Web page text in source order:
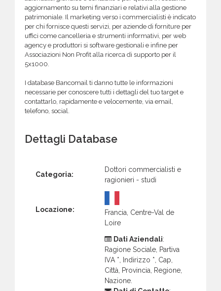
aggiornamento su temi finanziari e relativi alla gestione
patrimoniale. Il marketing verso i commercialisti è indicato
per chi fornisce questi servizi, per aziende di forniture per
uffici come cancelleria e strumenti informativi, per web
agency e produttori si software gestionali e infine per
Associazioni Non Profit alla ricerca di supporto per il
5x1000.
I database Bancomail ti danno tutte le informazioni
necessarie per conoscere tutti i dettagli del tuo target e
contattarlo, rapidamente e velocemente, via email,
telefono, social.
Dettagli Database
Categoria:
Dottori commercialisti e
ragionieri - studi
Locazione:
Francia, Centre-Val de
Loire
Dati Aziendali:
Ragione Sociale, Partiva
IVA *, Indirizzo *, Cap,
Città, Provincia, Regione,
Nazione.